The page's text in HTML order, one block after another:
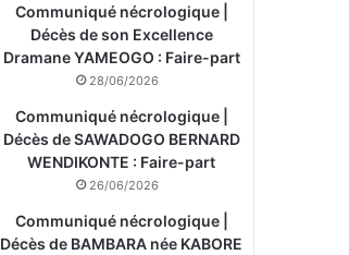
Communiqué nécrologique |
Décès de son Excellence
Dramane YAMEOGO : Faire-part
28/06/2026
Communiqué nécrologique |
Décès de SAWADOGO BERNARD
WENDIKONTE : Faire-part
26/06/2026
Communiqué nécrologique |
Décès de BAMBARA née KABORE